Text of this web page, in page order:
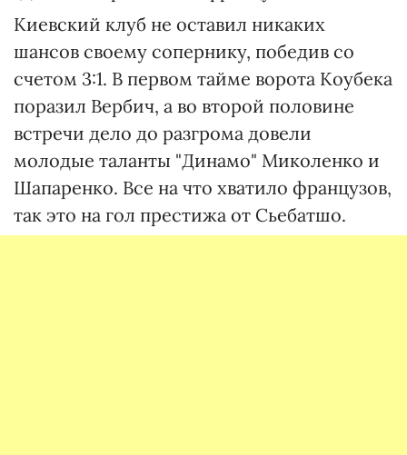
Киевский клуб не оставил никаких
шансов своему сопернику, победив со
счетом 3:1. В первом тайме ворота Коубека
поразил Вербич, а во второй половине
встречи дело до разгрома довели
молодые таланты "Динамо" Миколенко и
Шапаренко. Все на что хватило французов,
так это на гол престижа от Сьебатшо.